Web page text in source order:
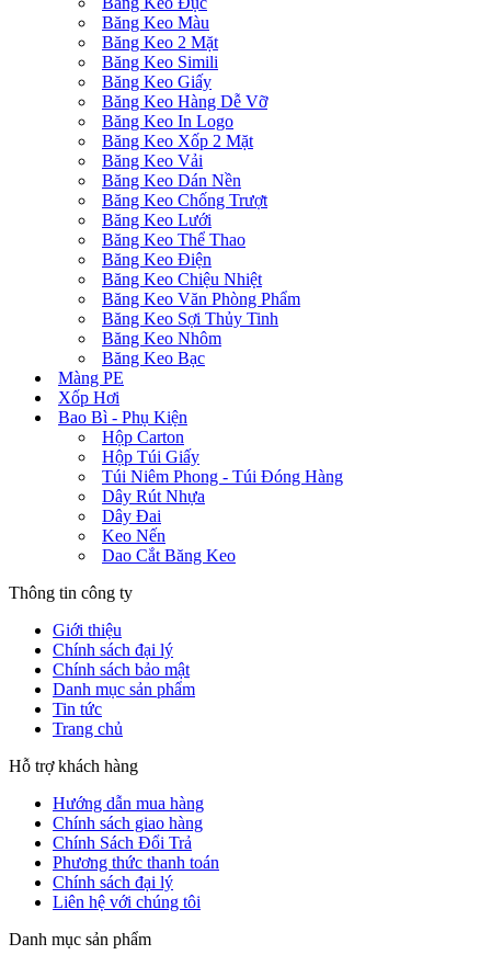
Băng Keo Màu
Băng Keo 2 Mặt
Băng Keo Simili
Băng Keo Giấy
Băng Keo Hàng Dễ Vỡ
Băng Keo In Logo
Băng Keo Xốp 2 Mặt
Băng Keo Vải
Băng Keo Dán Nền
Băng Keo Chống Trượt
Băng Keo Lưới
Băng Keo Thể Thao
Băng Keo Điện
Băng Keo Chiệu Nhiệt
Băng Keo Văn Phòng Phẩm
Băng Keo Sợi Thủy Tinh
Băng Keo Nhôm
Băng Keo Bạc
Màng PE
Xốp Hơi
Bao Bì - Phụ Kiện
Hộp Carton
Hộp Túi Giấy
Túi Niêm Phong - Túi Đóng Hàng
Dây Rút Nhựa
Dây Đai
Keo Nến
Dao Cắt Băng Keo
Thông tin công ty
Giới thiệu
Chính sách đại lý
Chính sách bảo mật
Danh mục sản phẩm
Tin tức
Trang chủ
Hỗ trợ khách hàng
Hướng dẫn mua hàng
Chính sách giao hàng
Chính Sách Đổi Trả
Phương thức thanh toán
Chính sách đại lý
Liên hệ với chúng tôi
Danh mục sản phẩm